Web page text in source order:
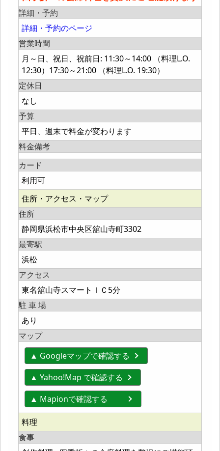
詳細・予約
詳細・予約のページ
営業時間
月～日、祝日、祝前日: 11:30～14:00 （料理L.O.
12:30）17:30～21:00 （料理L.O. 19:30）
定休日
なし
予算
平日、週末で料金が変わります
料金備考
カード
利用可
住所・アクセス・マップ
住所
静岡県浜松市中央区舘山寺町3302
最寄駅
浜松
アクセス
東名舘山寺スマートＩＣ5分
駐 車 場
あり
マップ
▲ Googleマップで確認する
▲ Yahoo!Map で確認する
▲ Mapionで確認する
料理
食事